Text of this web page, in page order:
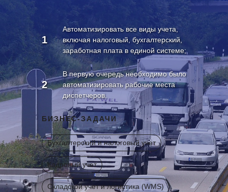
1
Автоматизировать все виды учета,
включая налоговый, бухгалтерский,
заработная плата в единой системе;
2
В первую очередь необходимо было
автоматизировать рабочие места
диспетчеров.
БИЗНЕС-ЗАДАЧИ
Бухгалтерский и налоговый учет
Кадровый учет
Складской учет и логистика (WMS)